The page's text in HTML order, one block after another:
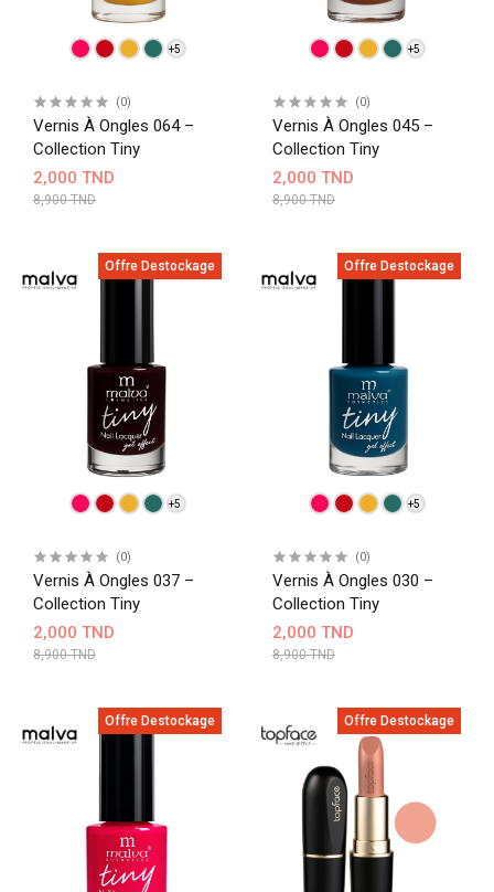
+5
(0)
Vernis À Ongles 064 –
Collection Tiny
2,000 TND
8,900 TND
+5
(0)
Vernis À Ongles 045 –
Collection Tiny
2,000 TND
8,900 TND
Offre Destockage
+5
(0)
Vernis À Ongles 037 –
Collection Tiny
2,000 TND
8,900 TND
Offre Destockage
+5
(0)
Vernis À Ongles 030 –
Collection Tiny
2,000 TND
8,900 TND
Offre Destockage Offre Destockage